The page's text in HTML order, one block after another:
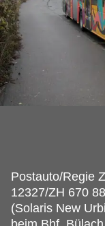
Postauto/Regie
12327/ZH 670
(Solaris New